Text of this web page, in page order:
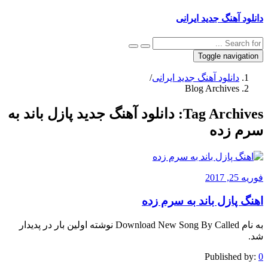
دانلود آهنگ جدید ایرانی
Toggle navigation
دانلود آهنگ جدید ایرانی/
Blog Archives
Tag Archives: دانلود آهنگ جدید پازل باند به
سرم زده
فوریه 25, 2017
اهنگ پازل باند به سرم زده
به نام Download New Song By Called نوشته اولین بار در پدیدار
شد.
Published by: 0